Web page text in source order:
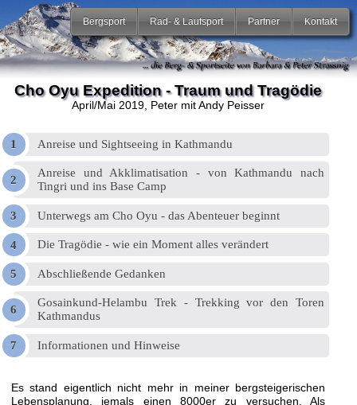
Bergsport Rad- & Laufsport Partner Kontakt
Cho Oyu Expedition - Traum und Tragödie
April/Mai 2019, Peter mit Andy Peisser
Anreise und Sightseeing in Kathmandu
Anreise und Akklimatisation - von Kathmandu nach
Tingri und ins Base Camp
Unterwegs am Cho Oyu - das Abenteuer beginnt
Die Tragödie - wie ein Moment alles verändert
Abschließende Gedanken
Gosainkund-Helambu Trek - Trekking vor den Toren
Kathmandus
Informationen und Hinweise
Es stand eigentlich nicht mehr in meiner bergsteigerischen
Lebensplanung, jemals einen 8000er zu versuchen. Als